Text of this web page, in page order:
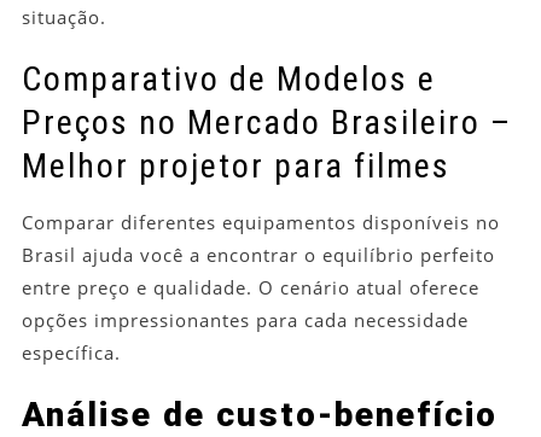
situação.
Comparativo de Modelos e
Preços no Mercado Brasileiro –
Melhor projetor para filmes
Comparar diferentes equipamentos disponíveis no
Brasil ajuda você a encontrar o equilíbrio perfeito
entre preço e qualidade. O cenário atual oferece
opções impressionantes para cada necessidade
específica.
Análise de custo-benefício